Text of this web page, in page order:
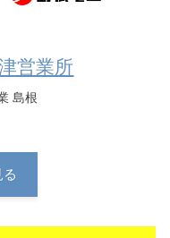
営業所
島根